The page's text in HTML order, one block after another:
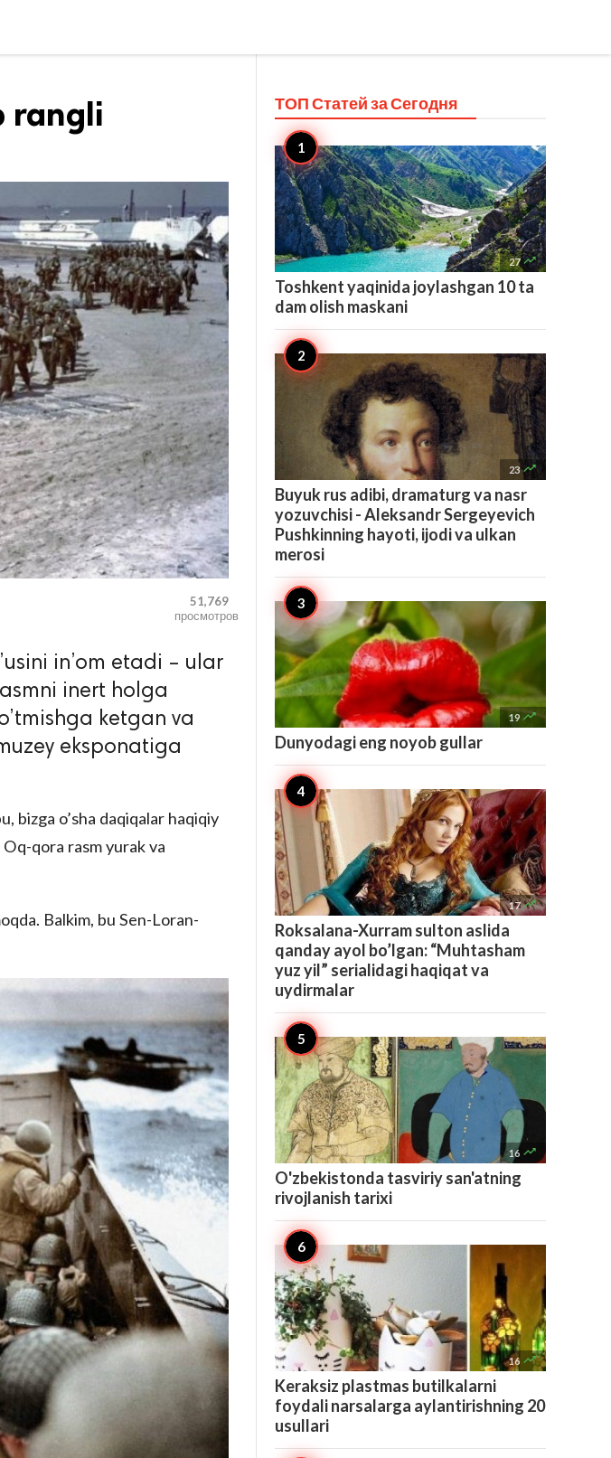
rangli
51,769
просмотров
in’om etadi – ular
inert holga
ketgan va
eksponatiga
bizga o’sha daqiqalar haqiqiy
qora rasm yurak va
Balkim, bu Sen-Loran-
ТОП Статей заСегодня
27 
Toshkent yaqinida joylashgan 10 ta
dam olish maskani
23 
Buyuk rus adibi, dramaturg va nasr
yozuvchisi - Aleksandr Sergeyevich
Pushkinning hayoti, ijodi va ulkan
merosi
19 
Dunyodagi eng noyob gullar
17 
Roksalana-Xurram sulton aslida
qanday ayol bo’lgan: “Muhtasham
yuz yil” serialidagi haqiqat va
uydirmalar
16 
O'zbekistonda tasviriy san'atning
rivojlanish tarixi
16 
Keraksiz plastmas butilkalarni
foydali narsalarga aylantirishning 20
usullari